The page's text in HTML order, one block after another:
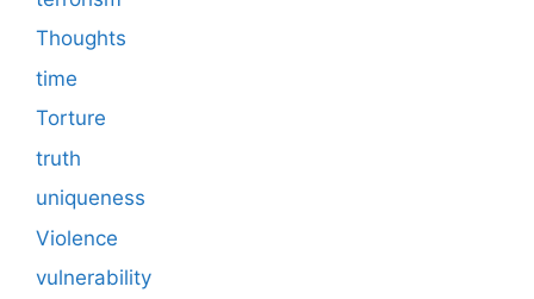
Thoughts
time
Torture
truth
uniqueness
Violence
vulnerability